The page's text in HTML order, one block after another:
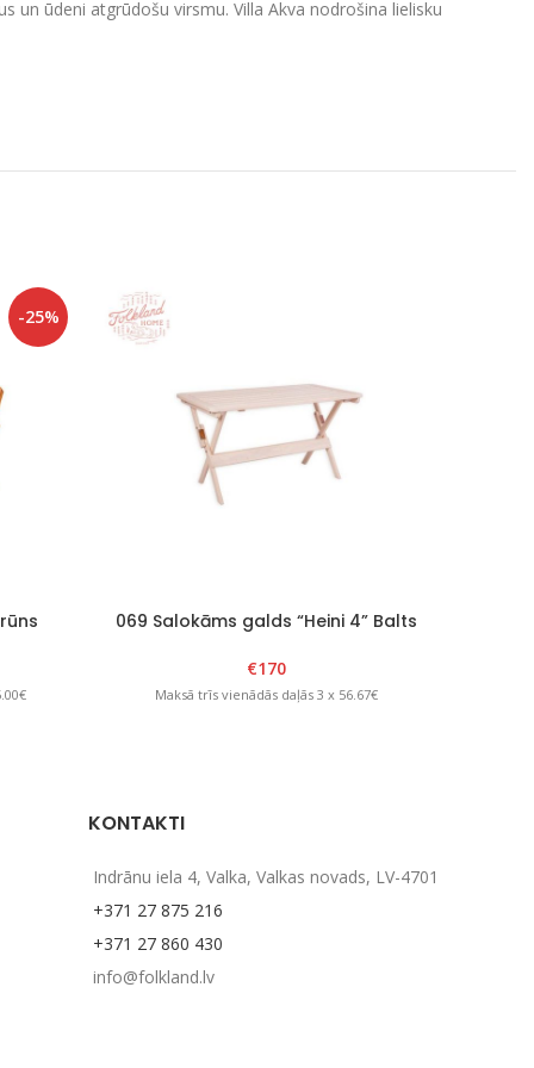
un ūdeni atgrūdošu virsmu. Villa Akva nodrošina lielisku
-25%
069 Salokāms galds “Heini 4” Balts
€170
Maksā trīs vienādās daļās 3 x 56.67€
KONTAKTI
Indrānu iela 4, Valka, Valkas novads, LV-4701
+371 27 875 216
+371 27 860 430
info@folkland.lv